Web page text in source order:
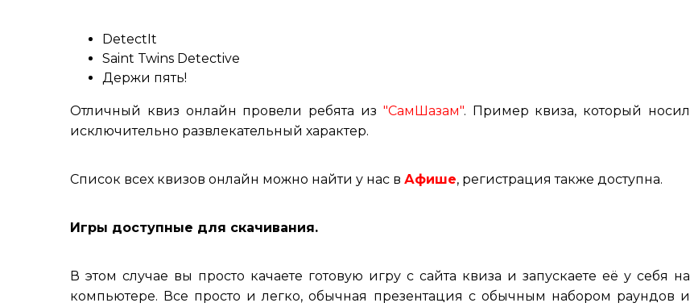
DetectIt
Saint Twins Detective
Держи пять!
Отличный квиз онлайн провели ребята из "СамШазам". Пример квиза, который носил
исключительно развлекательный характер.
Список всех квизов онлайн можно найти у нас в Афише, регистрация также доступна.
Игры доступные для скачивания.
В этом случае вы просто качаете готовую игру с сайта квиза и запускаете её у себя на
компьютере. Все просто и легко, обычная презентация с обычным набором раундов и